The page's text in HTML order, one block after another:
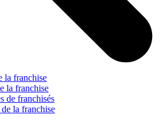
la franchise
la franchise
de franchisés
la franchise